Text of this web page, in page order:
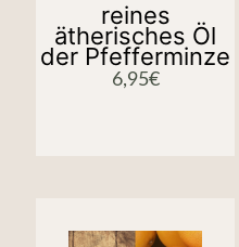
reines
ätherisches Öl
der Pfefferminze
6,95€